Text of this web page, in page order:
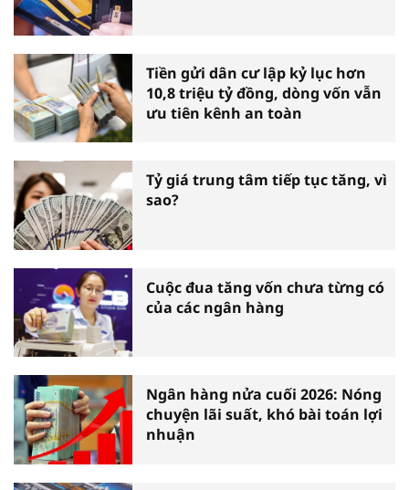
Tiền gửi dân cư lập kỷ lục hơn
10,8 triệu tỷ đồng, dòng vốn vẫn
ưu tiên kênh an toàn
Tỷ giá trung tâm tiếp tục tăng, vì
sao?
Cuộc đua tăng vốn chưa từng có
của các ngân hàng
Ngân hàng nửa cuối 2026: Nóng
chuyện lãi suất, khó bài toán lợi
nhuận